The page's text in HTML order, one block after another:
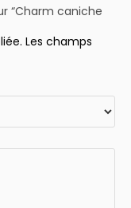
“Charm caniche
Les champs